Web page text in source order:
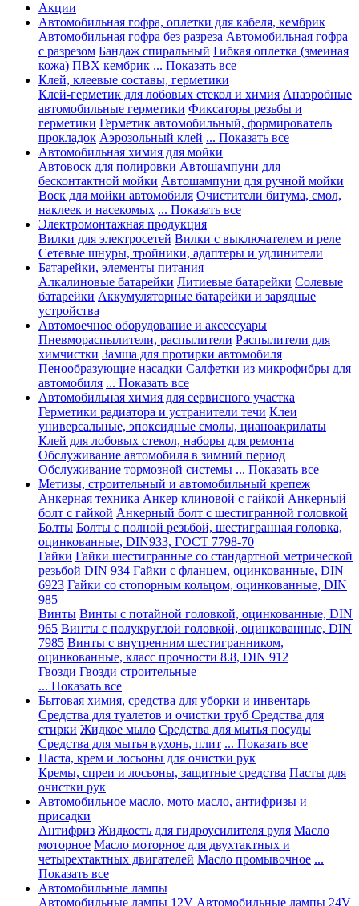
Акции
Автомобильная гофра, оплетки для кабеля, кембрик
Автомобильная гофра без разреза Автомобильная гофра
с разрезом Бандаж спиральный Гибкая оплетка (змеиная
кожа) ПВХ кембрик ... Показать все
Клей, клеевые составы, герметики
Клей-герметик для лобовых стекол и химия Анаэробные
автомобильные герметики Фиксаторы резьбы и
герметики Герметик автомобильный, формирователь
прокладок Аэрозольный клей ... Показать все
Автомобильная химия для мойки
Автовоск для полировки Автошампуни для
бесконтактной мойки Автошампуни для ручной мойки
Воск для мойки автомобиля Очистители битума, смол,
наклеек и насекомых ... Показать все
Электромонтажная продукция
Вилки для электросетей Вилки с выключателем и реле
Сетевые шнуры, тройники, адаптеры и удлинители
Батарейки, элементы питания
Алкалиновые батарейки Литиевые батарейки Солевые
батарейки Аккумуляторные батарейки и зарядные
устройства
Автомоечное оборудование и аксессуары
Пневмораспылители, распылители Распылители для
химчистки Замша для протирки автомобиля
Пенообразующие насадки Салфетки из микрофибры для
автомобиля ... Показать все
Автомобильная химия для сервисного участка
Герметики радиатора и устранители течи Клеи
универсальные, эпоксидные смолы, цианоакрилаты
Клей для лобовых стекол, наборы для ремонта
Обслуживание автомобиля в зимний период
Обслуживание тормозной системы ... Показать все
Метизы, строительный и автомобильный крепеж
Анкерная техника Анкер клиновой с гайкой Анкерный
болт с гайкой Анкерный болт с шестигранной головкой
Болты Болты с полной резьбой, шестигранная головка,
оцинкованные, DIN933, ГОСТ 7798-70
Гайки Гайки шестигранные со стандартной метрической
резьбой DIN 934 Гайки с фланцем, оцинкованные, DIN
6923 Гайки со стопорным кольцом, оцинкованные, DIN
985
Винты Винты с потайной головкой, оцинкованные, DIN
965 Винты с полукруглой головкой, оцинкованные, DIN
7985 Винты с внутренним шестигранником,
оцинкованные, класс прочности 8.8, DIN 912
Гвозди Гвозди строительные
... Показать все
Бытовая химия, средства для уборки и инвентарь
Средства для туалетов и очистки труб Средства для
стирки Жидкое мыло Средства для мытья посуды
Средства для мытья кухонь, плит ... Показать все
Паста, крем и лосьоны для очистки рук
Кремы, спреи и лосьоны, защитные средства Пасты для
очистки рук
Автомобильное масло, мото масло, антифризы и
присадки
Антифриз Жидкость для гидроусилителя руля Масло
моторное Масло моторное для двухтактных и
четырехтактных двигателей Масло промывочное ...
Показать все
Автомобильные лампы
Автомобильные лампы 12V Автомобильные лампы 24V